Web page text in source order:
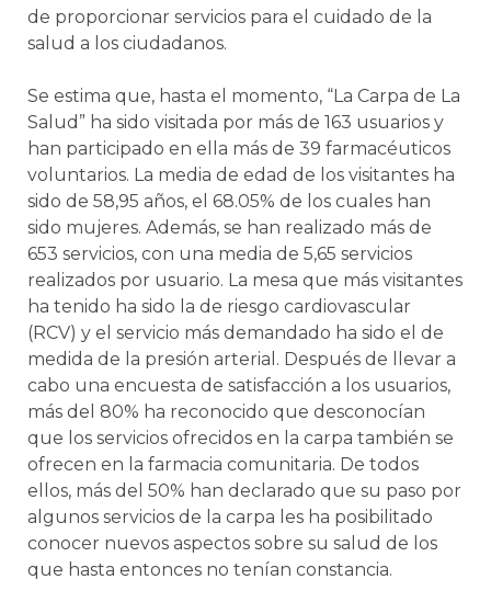
de proporcionar servicios para el cuidado de la
salud a los ciudadanos.
Se estima que, hasta el momento, “La Carpa de La
Salud” ha sido visitada por más de 163 usuarios y
han participado en ella más de 39 farmacéuticos
voluntarios. La media de edad de los visitantes ha
sido de 58,95 años, el 68.05% de los cuales han
sido mujeres. Además, se han realizado más de
653 servicios, con una media de 5,65 servicios
realizados por usuario. La mesa que más visitantes
ha tenido ha sido la de riesgo cardiovascular
(RCV) y el servicio más demandado ha sido el de
medida de la presión arterial. Después de llevar a
cabo una encuesta de satisfacción a los usuarios,
más del 80% ha reconocido que desconocían
que los servicios ofrecidos en la carpa también se
ofrecen en la farmacia comunitaria. De todos
ellos, más del 50% han declarado que su paso por
algunos servicios de la carpa les ha posibilitado
conocer nuevos aspectos sobre su salud de los
que hasta entonces no tenían constancia.